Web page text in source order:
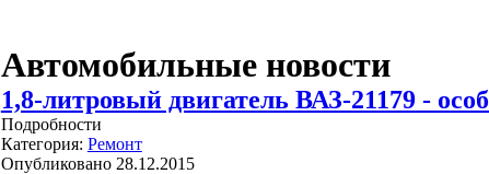
Автомобильные новости
1,8-литровый двигатель ВАЗ-21179 -
Подробности
Категория: Ремонт
Опубликовано 28.12.2015